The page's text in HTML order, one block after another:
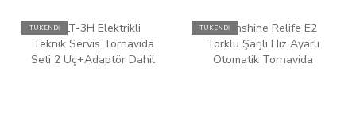
TÜKENDİ TÜKENDİ